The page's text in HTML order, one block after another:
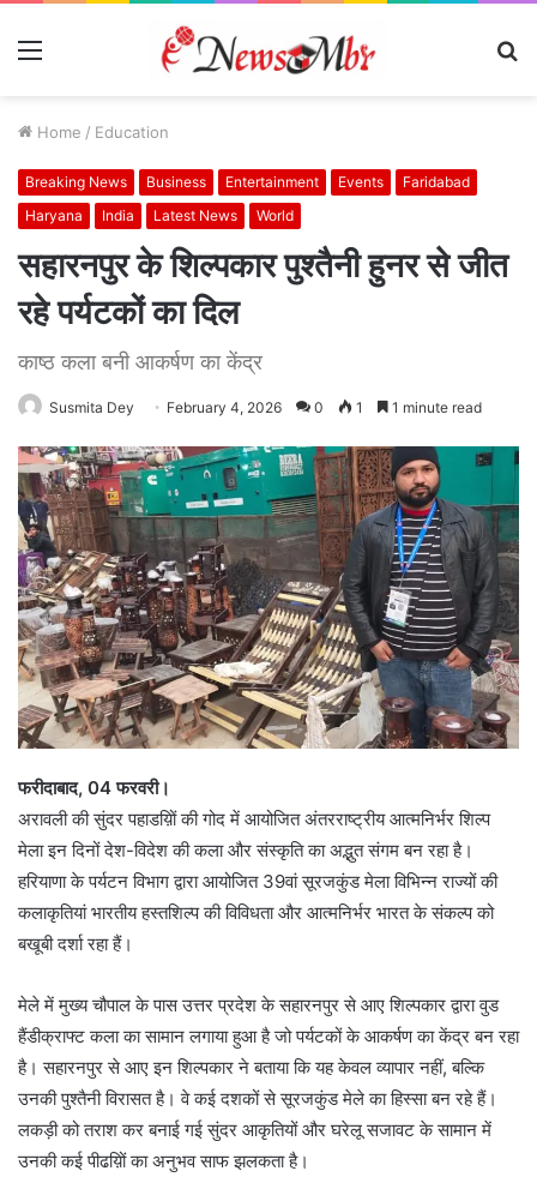
Menu
Home / Education
Breaking News Business Entertainment Events
Faridabad
Haryana
India Latest News World
सहारनपुर के शिल्पकार पुश्तैनी हुनर से जीत
रहे पर्यटकों का दिल
काष्ठ कला बनी आकर्षण का केंद्र
Susmita Dey February 4, 2026 0 1 1 minute read
फरीदाबाद, 04 फरवरी।
अरावली की सुंदर पहाडय़िों की गोद में आयोजित अंतरराष्ट्रीय आत्मनिर्भर शिल्प
मेला इन दिनों देश-विदेश की कला और संस्कृति का अद्भुत संगम बन रहा है।
हरियाणा के पर्यटन विभाग द्वारा आयोजित 39वां सूरजकुंड मेला विभिन्न राज्यों की
कलाकृतियां भारतीय हस्तशिल्प की विविधता और आत्मनिर्भर भारत के संकल्प को
बखूबी दर्शा रहा हैं।
मेले में मुख्य चौपाल के पास उत्तर प्रदेश के सहारनपुर से आए शिल्पकार द्वारा वुड
हैंडीक्राफ्ट कला का सामान लगाया हुआ है जो पर्यटकों के आकर्षण का केंद्र बन रहा
है। सहारनपुर से आए इन शिल्पकार ने बताया कि यह केवल व्यापार नहीं, बल्कि
उनकी पुश्तैनी विरासत है। वे कई दशकों से सूरजकुंड मेले का हिस्सा बन रहे हैं।
लकड़ी को तराश कर बनाई गई सुंदर आकृतियों और घरेलू सजावट के सामान में
उनकी कई पीढय़िों का अनुभव साफ झलकता है।